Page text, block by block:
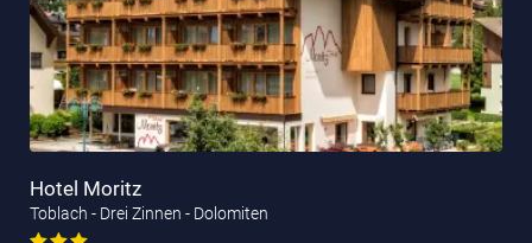
Hotel Moritz
Toblach - Drei Zinnen - Dolomiten